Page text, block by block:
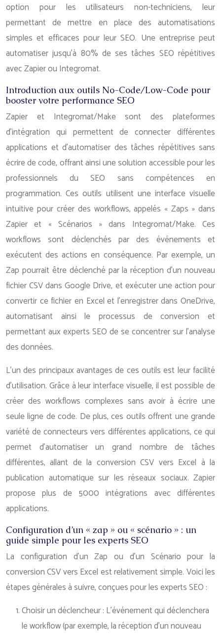
option pour les utilisateurs non-techniciens, leur
permettant de mettre en place des automatisations
simples et efficaces pour leur SEO. Une entreprise peut
automatiser jusqu’à 80% de ses tâches SEO répétitives
avec Zapier ou Integromat.
Introduction aux outils No-Code/Low-Code pour
booster votre performance SEO
Zapier et Integromat/Make sont des plateformes
d’intégration qui permettent de connecter différentes
applications et d’automatiser des tâches répétitives sans
écrire de code, offrant ainsi une solution accessible pour les
professionnels du SEO sans compétences en
programmation. Ces outils utilisent une interface visuelle
intuitive pour créer des workflows, appelés « Zaps » dans
Zapier et « Scénarios » dans Integromat/Make. Ces
workflows sont déclenchés par des événements et
exécutent des actions en conséquence. Par exemple, un
Zap pourrait être déclenché par la réception d’un nouveau
fichier CSV dans Google Drive, et exécuter une action pour
convertir ce fichier en Excel et l’enregistrer dans OneDrive,
automatisant ainsi le processus de conversion et
permettant aux experts SEO de se concentrer sur l’analyse
des données.
L’un des principaux avantages de ces outils est leur facilité
d’utilisation. Grâce à leur interface visuelle, il est possible de
créer des workflows complexes sans avoir à écrire une
seule ligne de code. De plus, ces outils offrent une grande
variété de connecteurs vers différentes applications, ce qui
permet d’automatiser un grand nombre de tâches
différentes, allant de la conversion CSV vers Excel à la
publication automatique sur les réseaux sociaux. Zapier
propose plus de 5000 intégrations avec différentes
applications.
Configuration d’un « zap » ou « scénario » : un
guide simple pour les experts SEO
La configuration d’un Zap ou d’un Scénario pour la
conversion CSV vers Excel est relativement simple. Voici les
étapes générales à suivre, conçues pour les experts SEO :
Choisir un déclencheur : L’événement qui déclenchera
le workflow (par exemple, la réception d’un nouveau